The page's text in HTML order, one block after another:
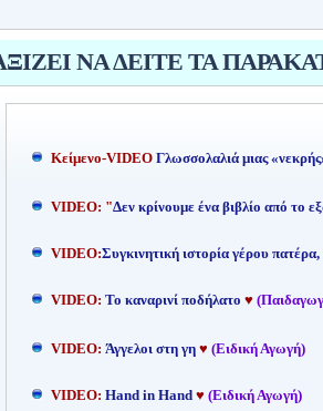
ΝΑ ΔΕΙΤΕ ΤΑ
Kείμενο-VIDEO Γλωσσολαλιά μιας
VIDEO: "Δεν κρίνουμε ένα βιβλίο από το
VIDEO:Συγκινητική ιστορία γέρου
VIDEO: Το καναρινί ποδήλατο ♥
VIDEO: Άγγελοι στη γη ♥ (Ειδική Αγωγή)
VIDEO: Hand in Hand♥ (Ειδική Αγωγή)